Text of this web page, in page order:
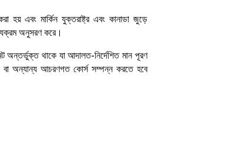
হয় এবং মার্কিন যুক্তরাষ্ট্র এবং কানাডা জুড়ে
অনুসরণ করে।
অন্তর্ভুক্ত থাকে যা আদালত-নির্দেশিত মান পূরণ
বা অন্যান্য আচরণগত কোর্স সম্পন্ন করতে হবে